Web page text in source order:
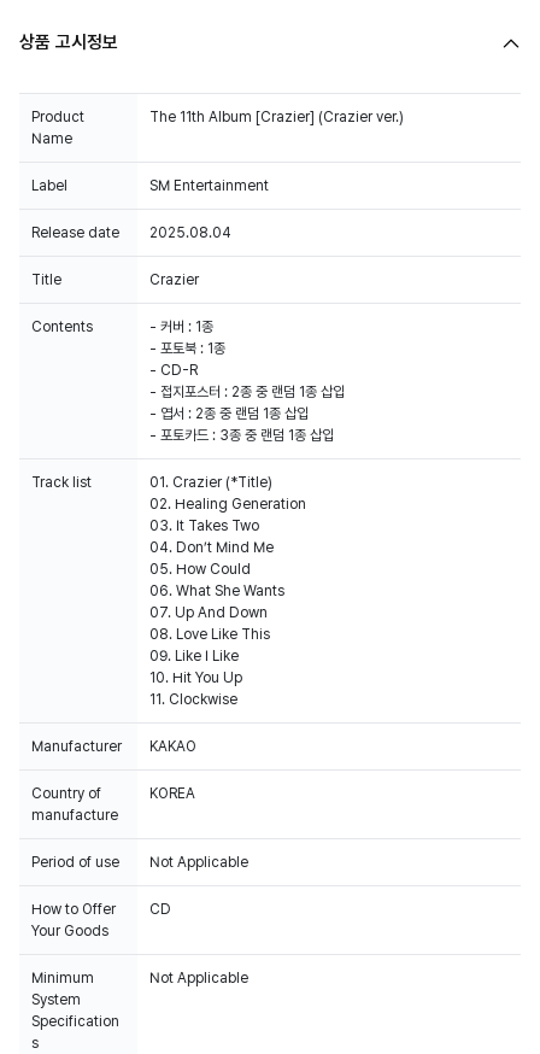
상품 고시정보
Product
Name
The 11th Album [Crazier] (Crazier ver.)
Label SM Entertainment
Release date 2025.08.04
Title
Contents
- 커버 : 1종
- 포토북 : 1종
- CD-R
- 접지포스터 : 2종 중 랜덤 1종 삽입
- 엽서 : 2종 중 랜덤 1종 삽입
- 포토카드 : 3종 중 랜덤 1종 삽입
Track list
01. Crazier (*Title)
02. Healing Generation
03. It Takes Two
04. Don’t Mind Me
05. How Could
06. What She Wants
07. Up And Down
08. Love Like This
09. Like I Like
10. Hit You Up
11. Clockwise
Manufacturer KAKAO
Country of
manufacture
KOREA
Period of use Not Applicable
How to Offer
Your Goods
CD
Minimum
System
Specification
s
Not Applicable